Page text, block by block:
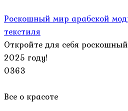
Роскошный мир арабской
текстиля
Откройте для себя
2025 году!
0363
Все о красоте